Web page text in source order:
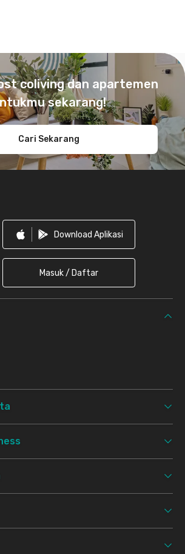
coliving dan apartemen
sekarang!
Cari Sekarang
Download Aplikasi
Masuk / Daftar